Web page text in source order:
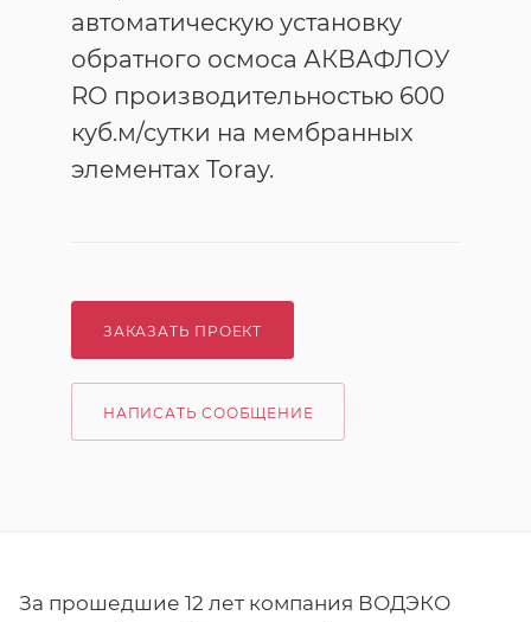
автоматическую установку
обратного осмоса АКВАФЛОУ
RO производительностью 600
куб.м/сутки на мембранных
элементах Toray.
ЗАКАЗАТЬ ПРОЕКТ
НАПИСАТЬ СООБЩЕНИЕ
За прошедшие 12 лет компания ВОДЭКО